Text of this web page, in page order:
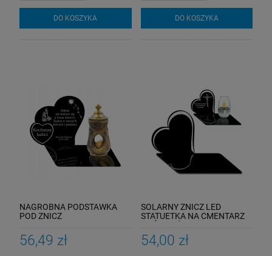
DO KOSZYKA DO KOSZYKA
NAGROBNA PODSTAWKA
POD ZNICZ
56,49 zł
SOLARNY ZNICZ LED
STATUETKA NA CMENTARZ
54,00 zł